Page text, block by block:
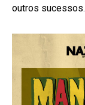
outros sucessos.